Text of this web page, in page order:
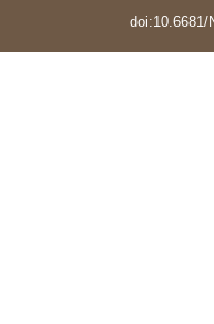
doi:10.6681/